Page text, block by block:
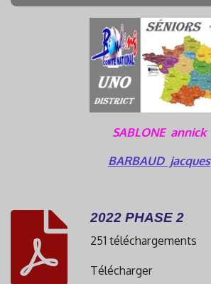
SABLONE annick
BARBAUD jacques
2022 PHASE 2
251 téléchargements
Télécharger